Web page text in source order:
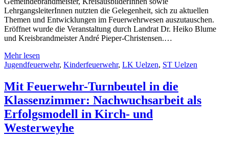
LehrgangsleiterInnen nutzten die Gelegenheit, sich zu aktuellen
Themen und Entwicklungen im Feuerwehrwesen auszutauschen.
Eröffnet wurde die Veranstaltung durch Landrat Dr. Heiko Blume
und Kreisbrandmeister André Pieper-Christensen.…
Mehr lesen
Jugendfeuerwehr, Kinderfeuerwehr, LK Uelzen, ST Uelzen
Mit Feuerwehr-Turnbeutel in die
Klassenzimmer: Nachwuchsarbeit als
Erfolgsmodell in Kirch- und
Westerweyhe